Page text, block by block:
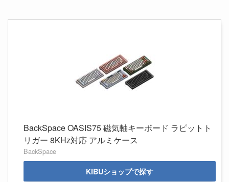
BackSpace OASIS75 磁気軸キーボード ラピットト
リガー 8KHz対応 アルミケース
BackSpace
KIBUショップで探す